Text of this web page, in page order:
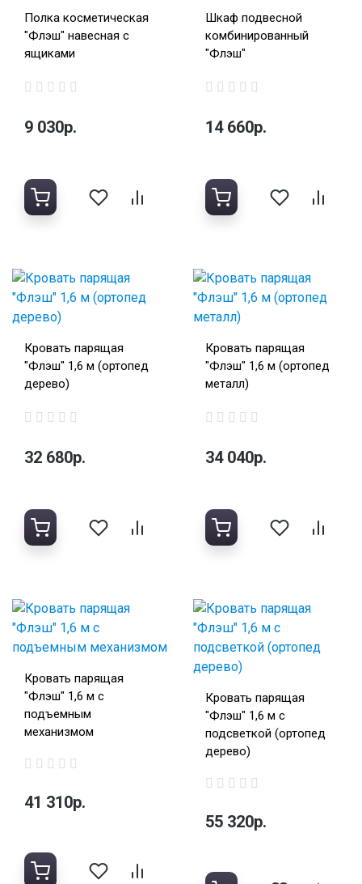
Полка косметическая
"Флэш" навесная с
ящиками
9 030р.
Шкаф подвесной
комбинированный
"Флэш"
14 660р.
Кровать парящая
"Флэш" 1,6 м (ортопед
дерево)
32 680р.
Кровать парящая
"Флэш" 1,6 м (ортопед
металл)
34 040р.
Кровать парящая
"Флэш" 1,6 м с
подъемным
механизмом
41 310р.
Кровать парящая
"Флэш" 1,6 м с
подсветкой (ортопед
дерево)
55 320р.